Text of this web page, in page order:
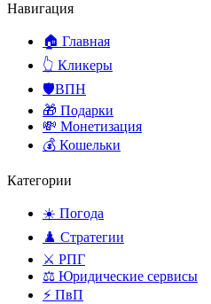
Навигация
🏠 Главная
👆 Кликеры
🛡️ВПН
🎁 Подарки
💸 Монетизация
💰 Кошельки
Категории
☀️ Погода
♟️ Стратегии
⚔️ РПГ
⚖️ Юридические сервисы
⚡ ПвП